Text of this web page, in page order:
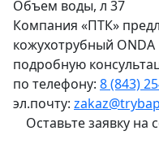
Объем воды, л 37
Компания «ПТК»
кожухотрубный ONDA
подробную
по телефону: 8 (843)
эл.почту:
Оставьте заявку на